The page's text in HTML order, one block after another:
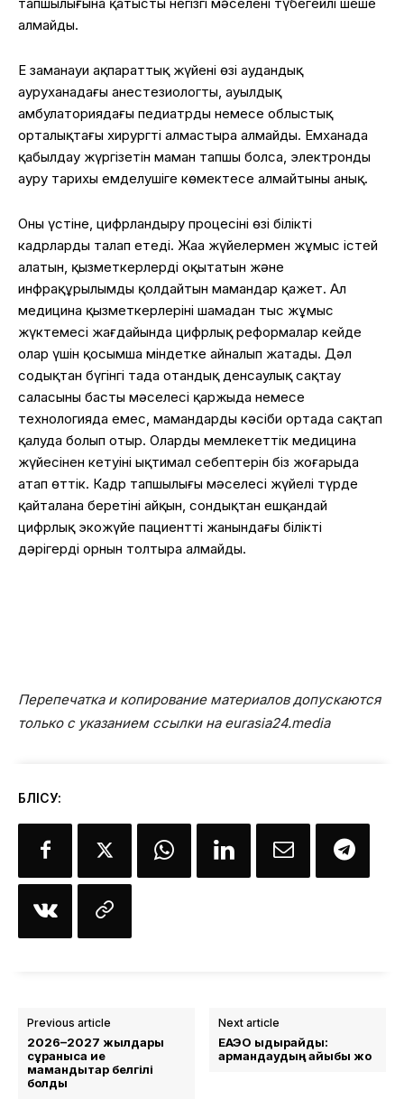
алмайды.
Ең заманауи ақпараттық жүйенің өзі аудандық
ауруханадағы анестезиологты, ауылдық
амбулаториядағы педиатрды немесе облыстық
орталықтағы хирургті алмастыра алмайды. Емханада
қабылдау жүргізетін маман тапшы болса, электронды
ауру тарихы емделушіге көмектесе алмайтыны анық.
Оның үстіне, цифрландыру процесінің өзі білікті
кадрларды талап етеді. Жаңа жүйелермен жұмыс істей
алатын, қызметкерлерді оқытатын және
инфрақұрылымды қолдайтын мамандар қажет. Ал
медицина қызметкерлерінің шамадан тыс жұмыс
жүктемесі жағдайында цифрлық реформалар кейде
олар үшін қосымша міндетке айналып жатады. Дәл
соңдықтан бүгінгі таңда отандық денсаулық сақтау
саласының басты мәселесі қаржыда немесе
технологияда емес, мамандарды кәсіби ортада сақтап
қалуда болып отыр. Олардың мемлекеттік медицина
жүйесінен кетуінің ықтимал себептерін біз жоғарыда
атап өттік. Кадр тапшылығы мәселесі жүйелі түрде
қайталана беретіні айқын, сондықтан ешқандай
цифрлық экожүйе пациенттің жанындағы білікті
дәрігердің орнын толтыра алмайды.
Перепечатка и копирование материалов допускаются
только с указанием ссылки на eurasia24.media
БӨЛІСУ:
Previous article
2026–2027 жылдары
сұранысқа ие
мамандықтар белгілі
болды
Next article
ЕАЭО ыдырайды:
армандаудың айыбы жоқ